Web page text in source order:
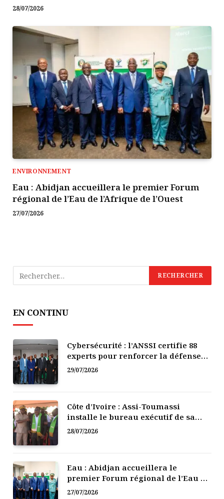
28/07/2026
ENVIRONNEMENT
Eau : Abidjan accueillera le premier Forum
régional de l’Eau de l’Afrique de l’Ouest
27/07/2026
EN CONTINU
Cybersécurité : l’ANSSI certifie 88
experts pour renforcer la défense
numérique de la Côte d’Ivoire
29/07/2026
Côte d’Ivoire : Assi-Toumassi
installe le bureau exécutif de sa
mutuelle de développement
28/07/2026
Eau : Abidjan accueillera le
premier Forum régional de l’Eau de
l’Afrique de l’Ouest
27/07/2026